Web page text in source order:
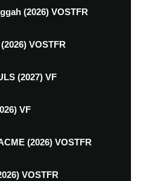
(2026) VOSTFR
VOSTFR
(2027) VF
VF
(2026) VOSTFR
VOSTFR